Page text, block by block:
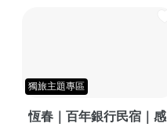
獨旅主題專區
恆春｜百年銀行民宿｜感